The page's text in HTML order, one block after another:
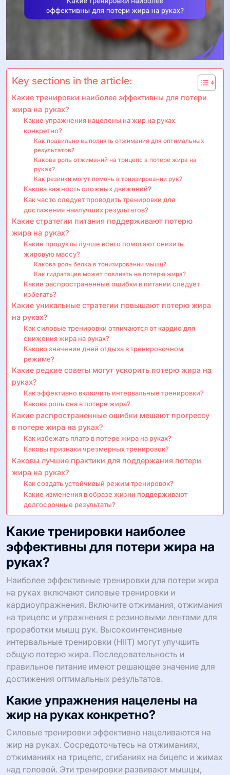
Key sections in the article:
Какие тренировки наиболее эффективны для потери
жира на руках?
Какие упражнения нацелены на жир на руках
конкретно?
Как правильно выполнять отжимания для оптимальных
результатов?
Какова роль отжиманий на трицепс в потере жира на
руках?
Как резинки могут помочь в тонизировании рук?
Какова важность сложных движений?
Как часто следует проводить тренировки для
достижения наилучших результатов?
Какие стратегии питания поддерживают потерю
жира на руках?
Какие продукты лучше всего помогают снизить
жировую массу?
Какова роль белка в тонизировании мышц?
Как гидратация может повлиять на потерю жира?
Какие распространенные ошибки в питании следует
избегать?
Какие уникальные стратегии повышают потерю жира
на руках?
Как силовые тренировки отличаются от кардио для
снижения жира на руках?
Каково значение дней отдыха в тренировочном
режиме?
Какие редкие советы могут ускорить потерю жира на
руках?
Как эффективно включить интервальные тренировки?
Какова роль сна в потере жира?
Какие распространенные ошибки мешают прогрессу
в потере жира на руках?
Как избежать плато в потере жира на руках?
Каковы признаки чрезмерных тренировок?
Каковы лучшие практики для поддержания потери
жира на руках?
Как создать устойчивый режим тренировок?
Какие изменения в образе жизни поддерживают
долгосрочные результаты?
Какие тренировки наиболее
эффективны для потери жира на
руках?
Наиболее эффективные тренировки для потери жира
на руках включают силовые тренировки и
кардиоупражнения. Включите отжимания, отжимания
на трицепс и упражнения с резиновыми лентами для
проработки мышц рук. Высокоинтенсивные
интервальные тренировки (HIIT) могут улучшить
общую потерю жира. Последовательность и
правильное питание имеют решающее значение для
достижения оптимальных результатов.
Какие упражнения нацелены на
жир на руках конкретно?
Силовые тренировки эффективно нацеливаются на
жир на руках. Сосредоточьтесь на отжиманиях,
отжиманиях на трицепс, сгибаниях на бицепс и жимах
над головой. Эти тренировки развивают мышцы,